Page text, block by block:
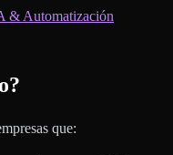
& Automatización
que: